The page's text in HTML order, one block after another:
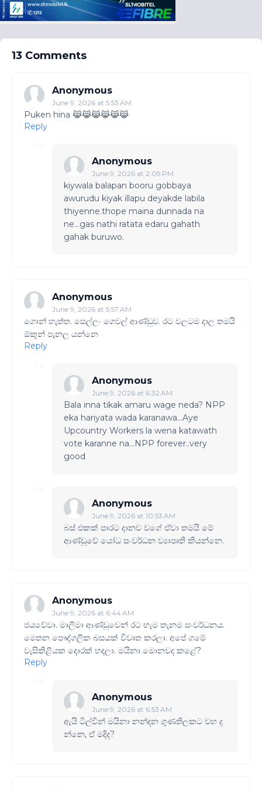
13 Comments
Anonymous
June 9, 2026 at 5:53 AM
Puken hina 😹😹😹😹😹😹
Reply
Anonymous
June 9, 2026 at 2:09 PM
kiywala balapan booru gobbaya
awurudu kiyak illapu deyakde labila
thiyenne.thope maina dunnada na
ne...gas nathi ratata edaru gahath
gahak buruwo.
Anonymous
June 9, 2026 at 5:57 AM
ගොන් හැත්ත. සෙල්ලං ගෙවල් ආණ්ඩුව. රට වලටම දාල තමයි
ඕකුන් පැනල යන්නෙ
Reply
Anonymous
June 9, 2026 at 6:32 AM
Bala inna tikak amaru wage neda? NPP
eka hariyata wada karanawa...Aye
Upcountry Workers la wena katawath
vote karanne na...NPP forever..very
good
Anonymous
June 9, 2026 at 10:53 AM
බස් එකක් පාරට දානව වගේ ඒවා තමයි මේ
ආණ්ඩුවේ යෝධ සංවර්ධන ව්‍යාපෘති කියන්නෙ.
Anonymous
June 9, 2026 at 6:44 AM
ජයවේවා. මාලිමා ආණ්ඩුවෙන් රට හැම තැනම සංවර්ධනය.
මෙතන පෞද්ගලික බසයක් විවෘත කරලා. අපේ ගමේ
වැසිකිළියක දොරක් හදලා. මයිනා මොනවද කළේ?
Reply
Anonymous
June 9, 2026 at 6:53 AM
ඇයි ටිල්වින් මයිනා නන්දන ගුණතිලකට වහ දු
න්නෙ, ඒ මදිද?